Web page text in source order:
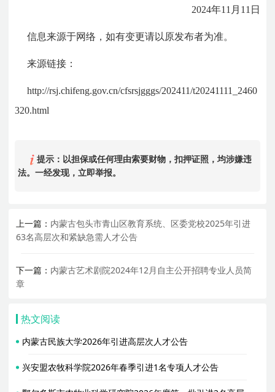
2024年11月11日
信息来源于网络，如有变更请以原发布者为准。
来源链接：
http://rsj.chifeng.gov.cn/cfsrsjgggs/202411/t20241111_2460
320.html
提示：以担保或任何理由索要财物，扣押证照，均涉嫌违
法。一经发现，立即举报。
上一篇： 内蒙古包头市青山区教育系统、区委党校2025年引进
63名高层次和紧缺急需人才公告
下一篇： 内蒙古艺术剧院2024年12月自主公开招聘专业人员简
章
热文阅读
内蒙古民族大学2026年引进高层次人才公告
兴安盟农牧科学院2026年春季引进1名专项人才公告